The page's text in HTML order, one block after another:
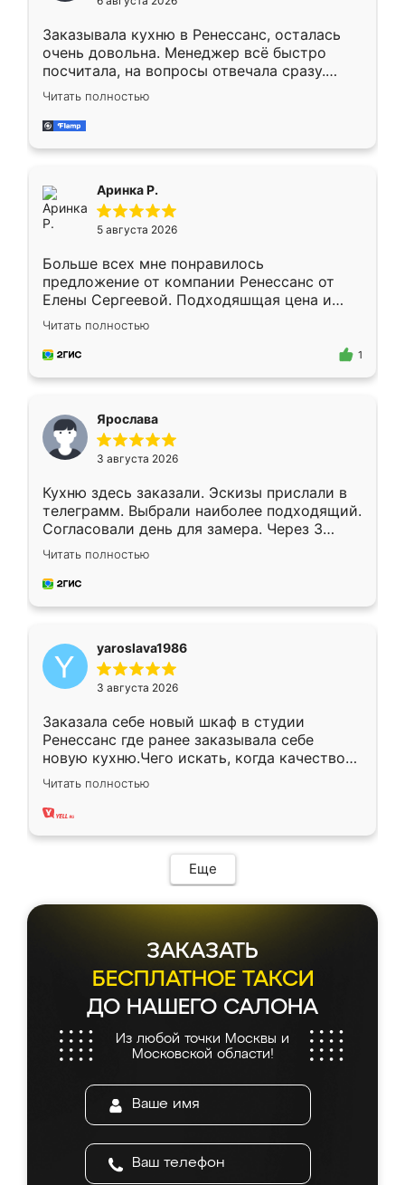
мебели буду заказывать только здесь.
Заказывала кухню в Ренессанс, осталась
очень довольна. Менеджер всё быстро
посчитала, на вопросы отвечала сразу.
Замерщик приехал в субботу, подошёл к
делу со всей ответственностью. Собрали
за день, ребята работали аккуратно, даже
Читать полностью
Аринка Р.
5 августа 2026
Больше всех мне понравилось
предложение от компании Ренессанс от
Елены Сергеевой. Подходяшщая цена и
короткие сроки изготовления. Приехавший
для замера сотрудник Владислав
предложил по моему эскизу самый
Читать полностью
1
Ярослава
3 августа 2026
Кухню здесь заказали. Эскизы прислали в
телеграмм. Выбрали наиболее подходящий.
Согласовали день для замера. Через 3
недели кухня была уже готова. Остались
довольны работой. Спасибо Ренессанс
мебель за качественную работу!
Читать полностью
yaroslava1986
3 августа 2026
Заказала себе новый шкаф в студии
Ренессанс где ранее заказывала себе
новую кухню.Чего искать, когда качеством
вполне довольна. Служит кухня уже почти
два года, нареканий нет.
Читать полностью
Еще
ЗАКАЗАТЬ
БЕСПЛАТНОЕ ТАКСИ
ДО НАШЕГО САЛОНА
Из любой точки Москвы и
Московской области!